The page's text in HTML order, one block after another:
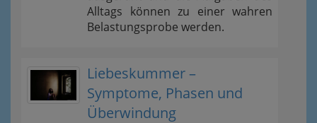
Alltags können zu einer wahren
Belastungsprobe werden.
Liebeskummer –
Symptome, Phasen und
Überwindung